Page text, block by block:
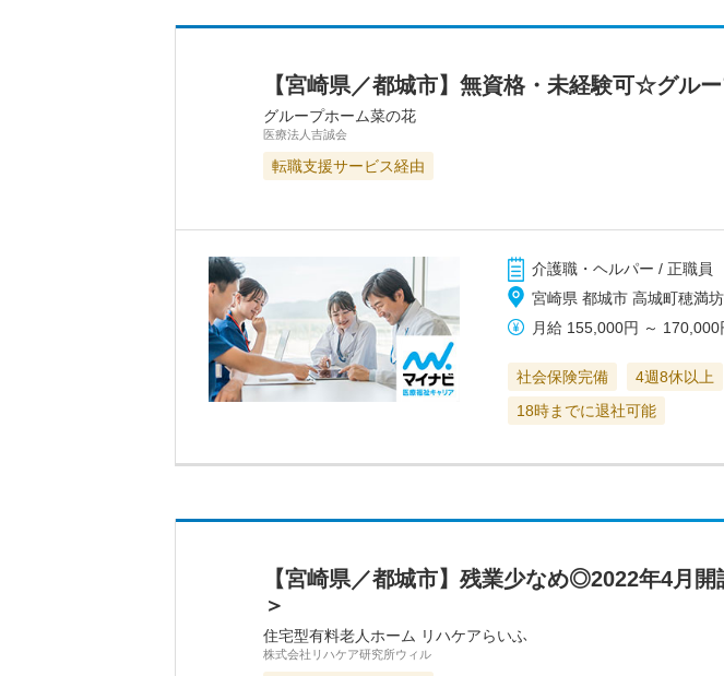
【宮崎県／都城市】無資格・未経験可☆グル
グループホーム菜の花
医療法人吉誠会
転職支援サービス経由
介護職・ヘルパー / 正職員
宮崎県 都城市 高城町穂満
月給 155,000円 ～ 170,000
社会保険完備 4週8休以上
18時までに退社可能
【宮崎県／都城市】残業少なめ◎2022年4月
＞
住宅型有料老人ホーム リハケアらいふ
株式会社リハケア研究所ウィル